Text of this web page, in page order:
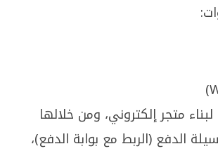
الدفع (الربط مع بوابة الدفع)،